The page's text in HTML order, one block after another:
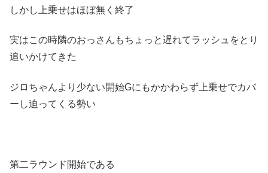
しかし上乗せはほぼ無く終了
実はこの時隣のおっさんもちょっと遅れてラッシュをとり
追いかけてきた
ジロちゃんより少ない開始Gにもかかわらず上乗せでカバ
ーし迫ってくる勢い
第二ラウンド開始である